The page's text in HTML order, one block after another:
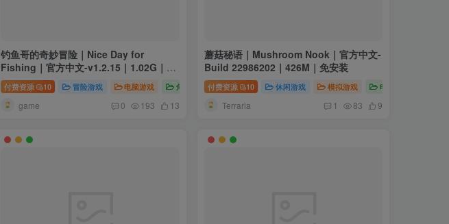
钓鱼哥的奇妙冒险｜Nice Day for
Fishing｜官方中文-v1.2.15｜1.02G｜免
安装
付费资源 10 冒险游戏 电脑游戏 角色扮演
game 0 193 13
蘑菇秘语｜Mushroom Nook｜官方中文-
Build 22986202｜426M｜免安装
付费资源 10 休闲游戏 模拟游戏 电脑游戏
Terraria 1 83 9